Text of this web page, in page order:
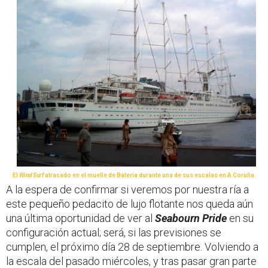
El Wind Surfatracado en el muelle de Batería durante una de sus escalas en A Coruña.
A la espera de confirmar si veremos por nuestra ría a
este pequeño pedacito de lujo flotante nos queda aún
una última oportunidad de ver al Seabourn Pride en su
configuración actual; será, si las previsiones se
cumplen, el próximo día 28 de septiembre. Volviendo a
la escala del pasado miércoles, y tras pasar gran parte